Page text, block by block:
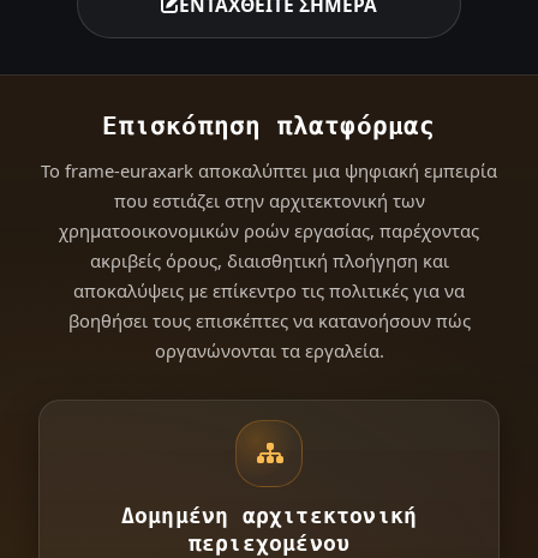
Επισκόπηση πλατφόρμας
Το frame-euraxark αποκαλύπτει μια ψηφιακή εμπειρία
που εστιάζει στην αρχιτεκτονική των
χρηματοοικονομικών ροών εργασίας, παρέχοντας
ακριβείς όρους, διαισθητική πλοήγηση και
αποκαλύψεις με επίκεντρο τις πολιτικές για να
βοηθήσει τους επισκέπτες να κατανοήσουν πώς
οργανώνονται τα εργαλεία.
Δομημένη αρχιτεκτονική
περιεχομένου